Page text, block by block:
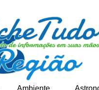
Ambiente